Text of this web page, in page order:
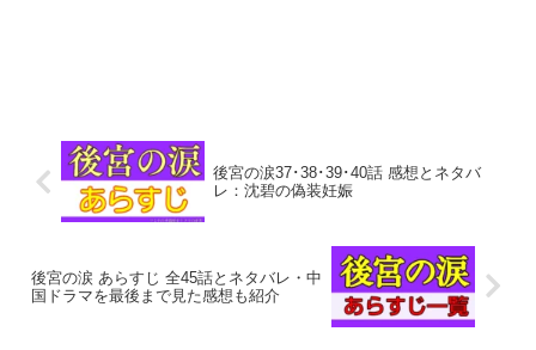
後宮の涙37･38･39･40話 感想とネタバ
レ：沈碧の偽装妊娠
後宮の涙 あらすじ 全45話とネタバレ・中
国ドラマを最後まで見た感想も紹介